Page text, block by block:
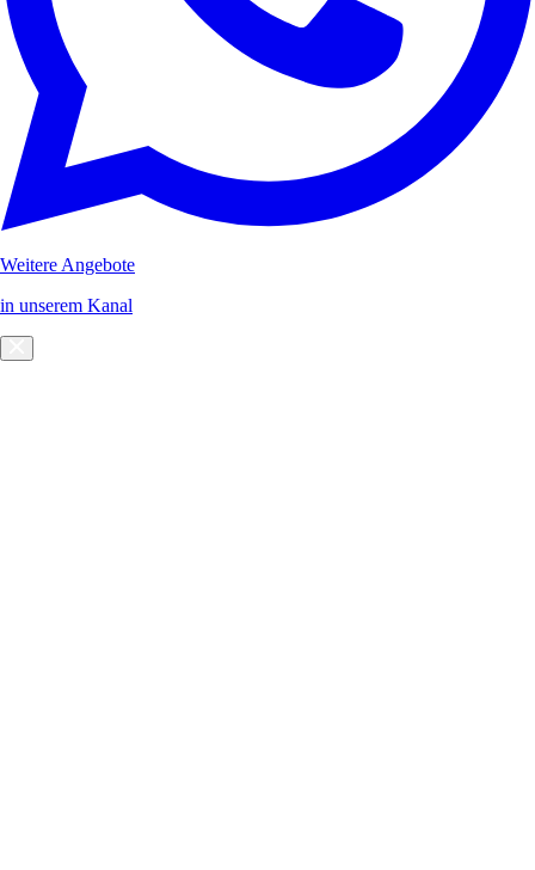
Weitere Angebote
in unserem Kanal